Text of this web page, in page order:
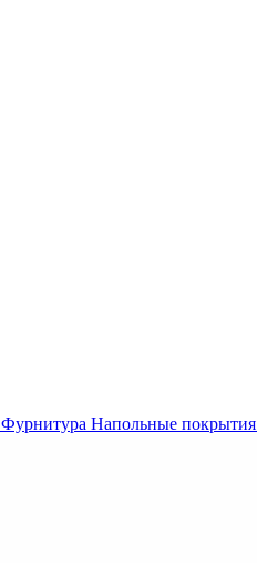
Фурнитура Напольные покрытия